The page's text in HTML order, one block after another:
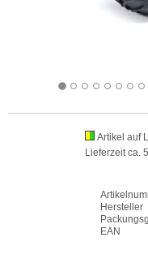
Artikel auf
Lieferzeit ca.
Hersteller
EAN